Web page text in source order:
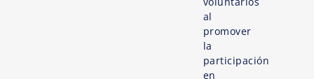
al
promover
la
participación
en